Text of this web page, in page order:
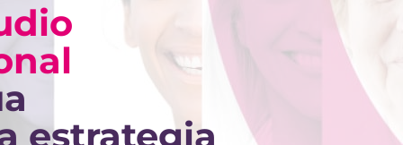
estrategia